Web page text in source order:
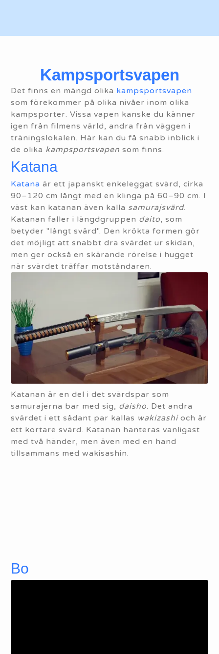
Kampsportsvapen
Det finns en mängd olika kampsportsvapen
som förekommer på olika nivåer inom olika
kampsporter. Vissa vapen kanske du känner
igen från filmens värld, andra från väggen i
träningslokalen. Här kan du få snabb inblick i
de olika kampsportsvapensom finns.
Katana
Katana är ett japanskt enkeleggat svärd, cirka
90–120 cm långt med en klinga på 60–90 cm. I
väst kan katanan även kalla samurajsvärd.
Katanan faller i längdgruppen daito, som
betyder "långt svärd". Den krökta formen gör
det möjligt att snabbt dra svärdet ur skidan,
men ger också en skärande rörelse i hugget
när svärdet träffar motståndaren.
Katanan är en del i det svärdspar som
samurajerna bar med sig, daisho. Det andra
svärdet i ett sådant par kallas wakizashioch är
ett kortare svärd. Katanan hanteras vanligast
med två händer, men även med en hand
tillsammans med wakisashin.
Bo